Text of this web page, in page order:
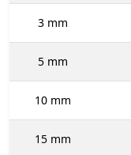
3 mm
5 mm
10 mm
15 mm